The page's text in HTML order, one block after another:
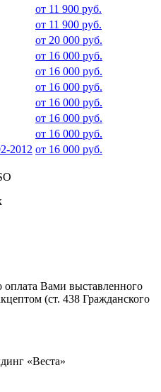
от 11 900 руб.
от 11 900 руб.
от 20 000 руб.
от 16 000 руб.
от 16 000 руб.
от 16 000 руб.
от 16 000 руб.
от 16 000 руб.
от 16 000 руб.
2012 от 16 000 руб.
Вами выставленного
(ст. 438 Гражданского
«Веста»